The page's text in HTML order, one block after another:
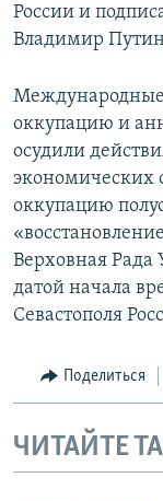
России и
Владимир
оккупацию и
осудили
экономических
оккупацию
Верховная
датой начала
Севастополя
Поделиться
ЧИТАЙТЕ